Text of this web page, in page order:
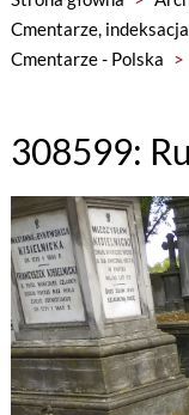
Cmentarze,
Cmentarze - Polska >
308599: